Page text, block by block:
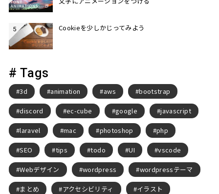
Cookieを少しかじってみよう
# Tags
3d animation aws bootstrap
discord ec-cube google javascript
laravel mac photoshop php
SEO tips todo UI vscode
Webデザイン wordpress wordpressテーマ
まとめ アクセシビリティ イラスト